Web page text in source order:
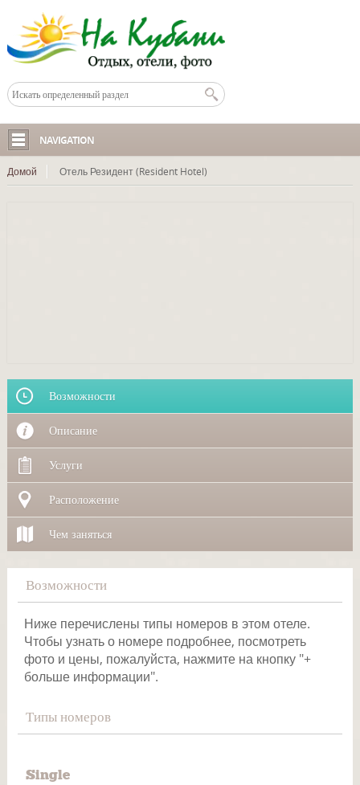
NAVIGATION
Домой Отель Резидент (Resident Hotel)
Возможности
Описание
Услуги
Расположение
Чем заняться
Возможности
Ниже перечислены типы номеров в этом отеле.
Чтобы узнать о номере подробнее, посмотреть
фото и цены, пожалуйста, нажмите на кнопку "+
больше информации".
Типы номеров
Single